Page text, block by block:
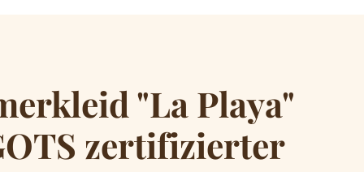
"La Playa"
zertifizierter